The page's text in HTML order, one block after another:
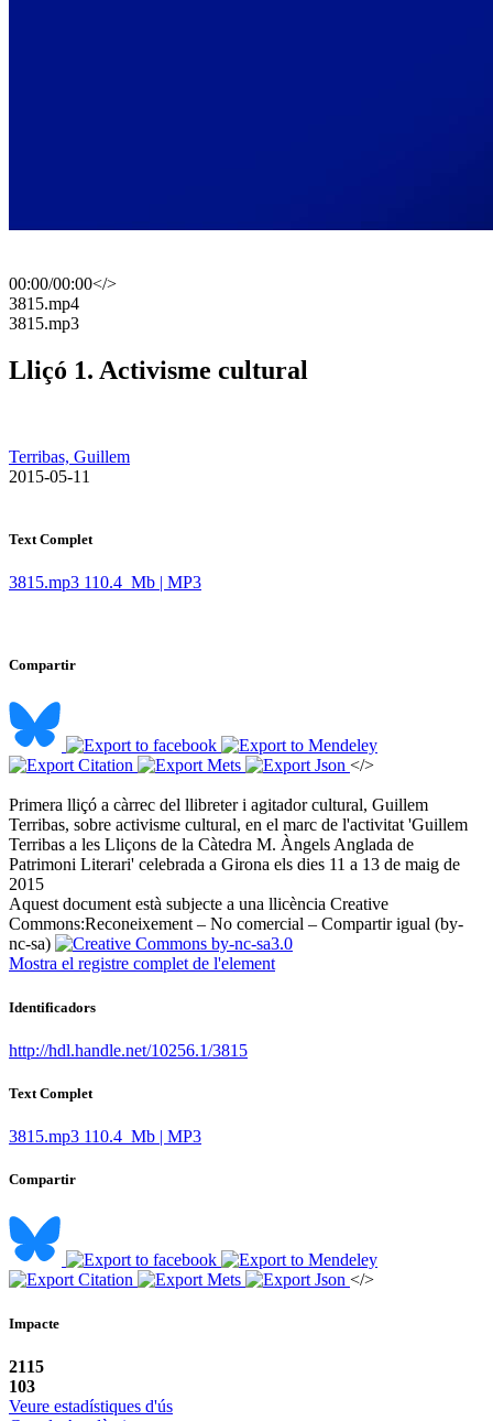
00:00/00:00</>
​3815.mp4
​3815.mp3
Lliçó 1. Activisme cultural
Terribas, Guillem
​ 2015-05-11
Text Complet
3815.mp3 110.4 Mb | MP3
Compartir
</>
Primera lliçó a càrrec del llibreter i agitador cultural, Guillem
Terribas, sobre activisme cultural, en el marc de l'activitat 'Guillem
Terribas a les Lliçons de la Càtedra M. Àngels Anglada de
Patrimoni Literari' celebrada a Girona els dies 11 a 13 de maig de
2015 ​
Aquest document està subjecte a una llicència Creative
Commons:Reconeixement – No comercial – Compartir igual (by-
nc-sa)
Mostra el registre complet de l'element
Identificadors
http://hdl.handle.net/10256.1/3815
Text Complet
3815.mp3 110.4 Mb | MP3
Compartir
</>
Impacte
2115
103
Veure estadístiques d'ús